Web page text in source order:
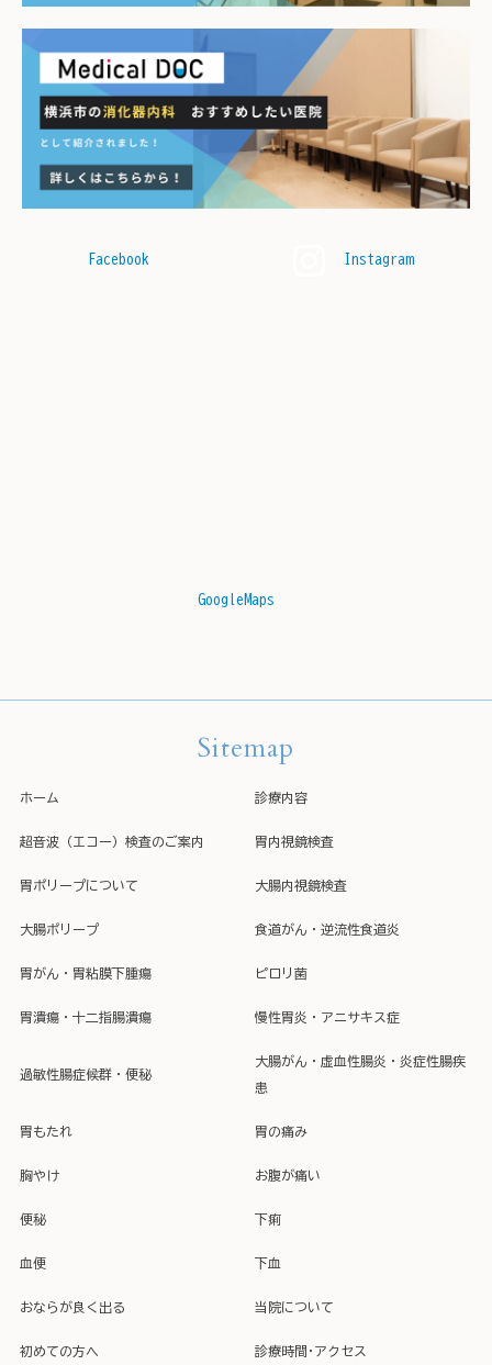
Facebook Instagram
GoogleMaps
Sitemap
ホーム 診療内容
超音波（エコー）検査のご案内 胃内視鏡検査
胃ポリープについて 大腸内視鏡検査
大腸ポリープ 食道がん・逆流性食道炎
胃がん・胃粘膜下腫瘍 ピロリ菌
胃潰瘍・十二指腸潰瘍 慢性胃炎・アニサキス症
過敏性腸症候群・便秘
大腸がん・虚血性腸炎・炎症性腸疾
患
胃もたれ 胃の痛み
胸やけ お腹が痛い
便秘 下痢
血便 下血
おならが良く出る 当院について
初めての方へ 診療時間･アクセス